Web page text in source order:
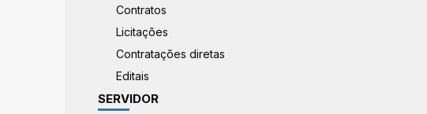
Contratos
Licitações
Contratações diretas
Editais
SERVIDOR